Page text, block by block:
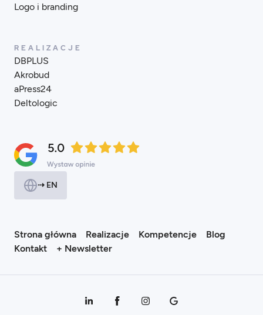
Logo i branding
REALIZACJE
DBPLUS
Akrobud
aPress24
Deltologic
⇢ EN
Strona główna Realizacje Kompetencje
Blog
Kontakt
+ Newsletter